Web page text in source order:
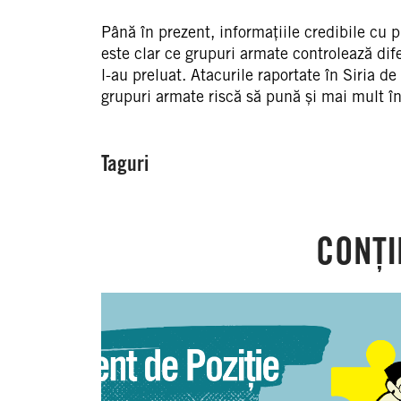
Până în prezent, informațiile credibile cu
este clar ce grupuri armate controlează
l-au preluat. Atacurile raportate în Siria
grupuri armate riscă să pună și mai mult
Taguri
Document
de
poziție
în